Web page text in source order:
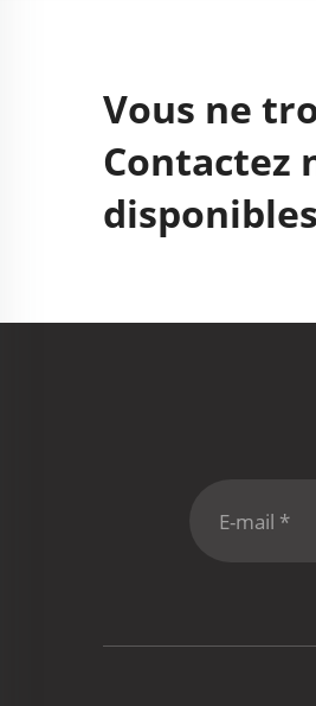
Vous ne
Contactez